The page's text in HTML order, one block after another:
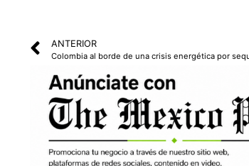
ANTERIOR